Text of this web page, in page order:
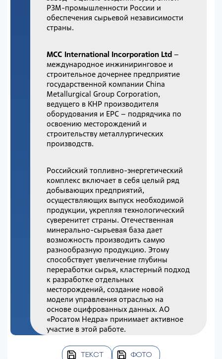
РЗМ-промышленности России и
обеспечения сырьевой независимости
страны.
MCC International Incorporation Ltd –
международное инжиниринговое и
строительное дочернее предприятие
государственной компании China
Metallurgical Group Corporation,
ведущего в КНР производителя
оборудования и EPC – подрядчика по
освоению месторождений и
строительству металлургических
производств.
Российский топливно-энергетический
комплекс включает в себя целый ряд
добывающих предприятий,
осуществляющих выпуск необходимой
продукции, укрепляя технологический
суверенитет страны. Отечественная
минерально-сырьевая база дает
возможность производить самую
разнообразную продукцию. Этому
способствует увеличение глубины
переработки сырья, кластерный подход
к разработке отдельных
месторождений, создание новой
модели управления отраслью на
основе оцифрованных данных. АО
«Росатом Недра» принимает активное
участие в этой работе.
ТЕКСТ ФОТО